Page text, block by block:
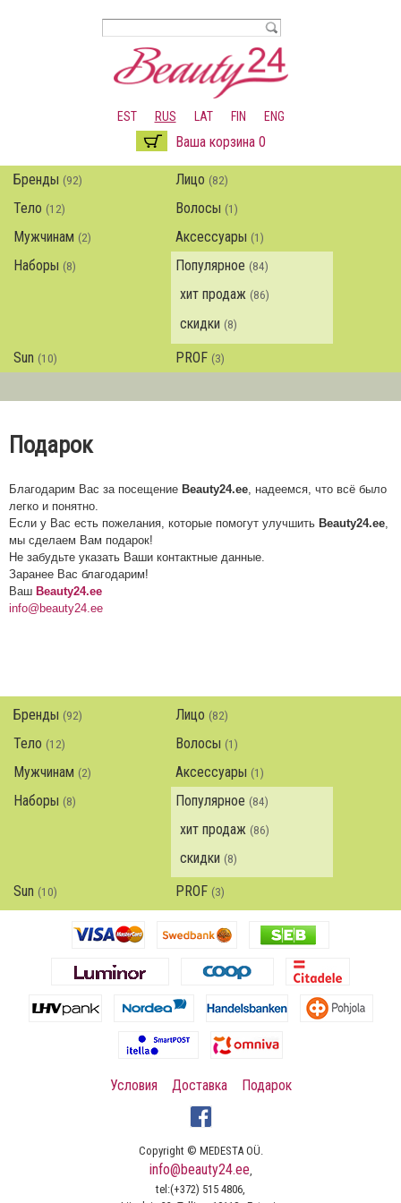
основному
содержанию
EST RUS LAT FIN ENG
Ваша корзина 0
Бренды (92) Лицо (82)
Тело (12) Волосы (1)
Мужчинам (2) Аксессуары (1)
Наборы (8) Популярное (84)
хит продаж (86)
скидки (8)
Sun (10) PROF (3)
Подарок
Благодарим Вас за посещение Beauty24.ee, надеемся, что всё было
легко и понятно.
Если у Вас есть пожелания, которые помогут улучшить Beauty24.ee,
мы сделаем Вам подарок!
Не забудьте указать Ваши контактные данные.
Заранее Вас благодарим!
Ваш Beauty24.ee
info@beauty24.ee
Бренды (92) Лицо (82)
Тело (12) Волосы (1)
Мужчинам (2) Аксессуары (1)
Наборы (8) Популярное (84)
хит продаж (86)
скидки (8)
Sun (10) PROF (3)
Условия Доставка Подарок
Copyright © MEDESTA OÜ.
info@beauty24.ee
tel:(+372) 515 4806,